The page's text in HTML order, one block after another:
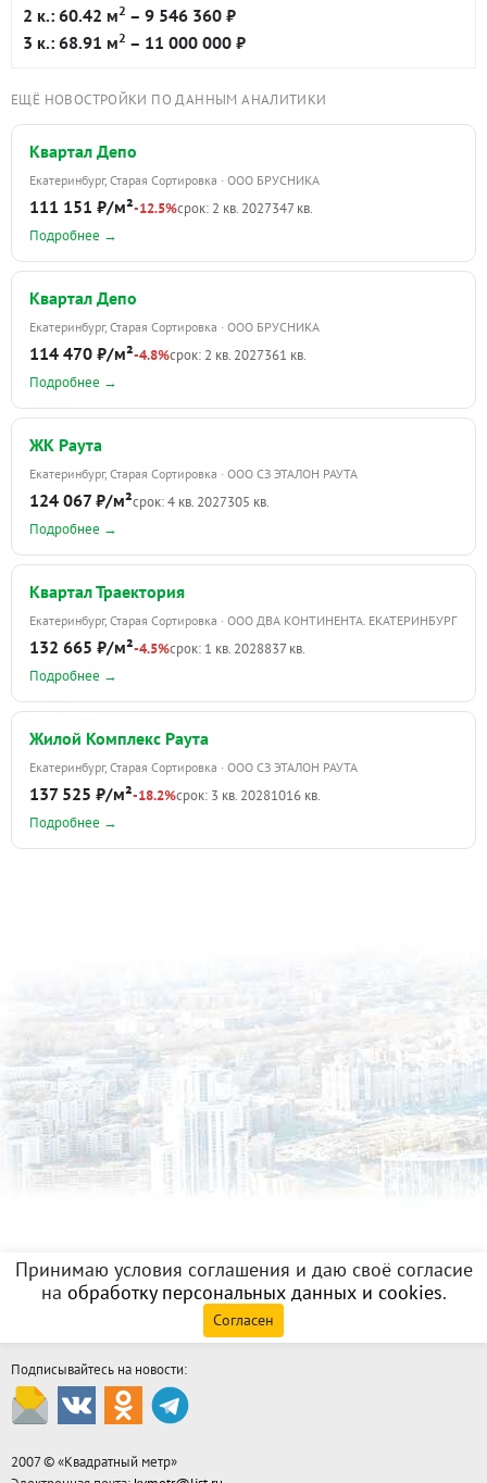
2 к.: 60.42 м2 – 9 546 360 ₽
3 к.: 68.91 м2 – 11 000 000 ₽
ЕЩЁ НОВОСТРОЙКИ ПО ДАННЫМ АНАЛИТИКИ
Квартал Депо
Екатеринбург, Старая Сортировка · ООО БРУСНИКА
111 151 ₽/м²-12.5%срок: 2 кв. 2027347 кв.
Подробнее →
Квартал Депо
Екатеринбург, Старая Сортировка · ООО БРУСНИКА
114 470 ₽/м²-4.8%срок: 2 кв. 2027361 кв.
Подробнее →
ЖК Раута
Екатеринбург, Старая Сортировка · ООО СЗ ЭТАЛОН РАУТА
124 067 ₽/м²срок: 4 кв. 2027305 кв.
Подробнее →
Квартал Траектория
Екатеринбург, Старая Сортировка · ООО ДВА КОНТИНЕНТА. ЕКАТЕРИНБУРГ
132 665 ₽/м²-4.5%срок: 1 кв. 2028837 кв.
Подробнее →
Жилой Комплекс Раута
Екатеринбург, Старая Сортировка · ООО СЗ ЭТАЛОН РАУТА
137 525 ₽/м²-18.2%срок: 3 кв. 20281016 кв.
Подробнее →
Принимаю условия соглашения и даю своё согласие
на обработку персональных данных и cookies.
Согласен
Подписывайтесь на новости:
2007 © «Квадратный метр»